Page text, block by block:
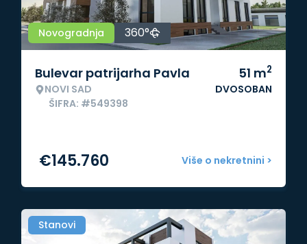
Novogradnja 360°
Bulevar patrijarha Pavla
NOVI SAD
ŠIFRA: #549398
51 m2
DVOSOBAN
Više o nekretnini >
€145.760
Stanovi